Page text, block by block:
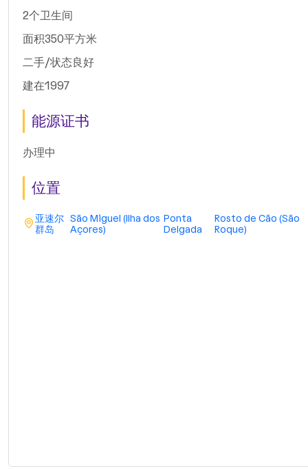
2个卫生间
面积350平方米
二手/状态良好
建在1997
能源证书
办理中
位置
亚速尔
群岛
São Miguel (Ilha dos
Açores)
Ponta
Delgada
Rosto de Cão (São
Roque)